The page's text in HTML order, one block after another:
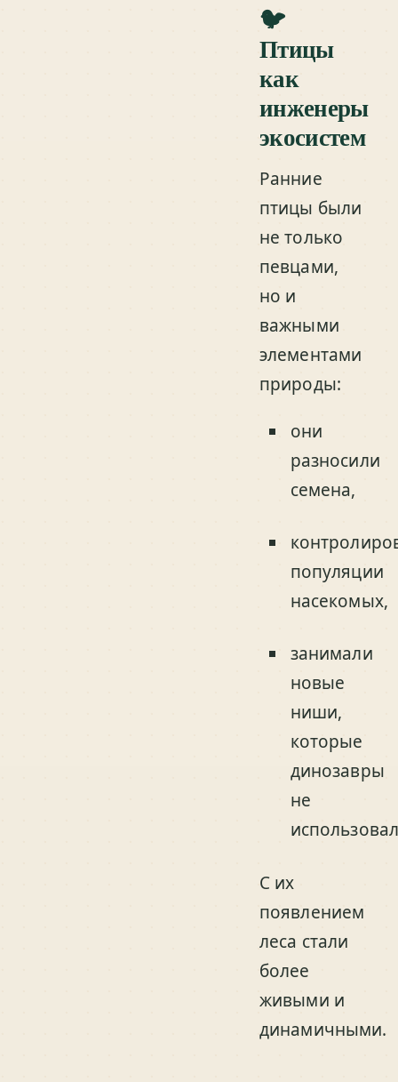
🐦
Птицы
как
инженеры
экосистем
Ранние
птицы были
не только
певцами,
но и
важными
элементами
природы:
они
разносили
семена,
популяции
насекомых,
занимали
новые
ниши,
которые
динозавры
не
С их
появлением
леса стали
более
живыми и
динамичными.